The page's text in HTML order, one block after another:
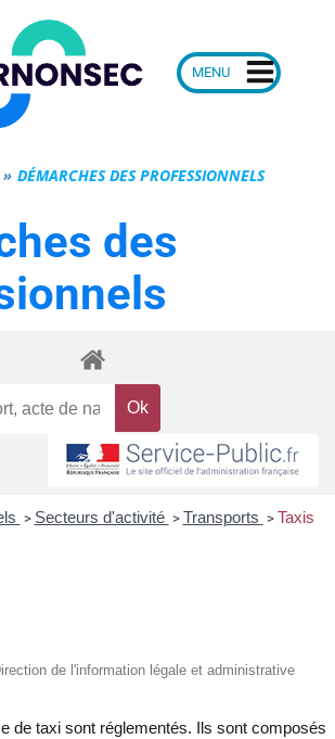
de
DÉMARCHES DES PROFESSIONNELS
des
> Secteurs d'activité > Transports > Taxis
de l'information légale et administrative
de taxi sont réglementés. Ils sont composés